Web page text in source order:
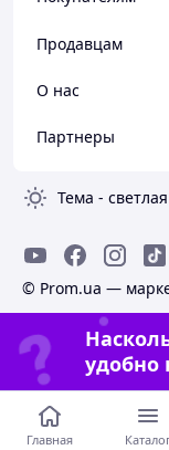
Продавцам
О нас
Партнеры
Тема - светлая
© Prom.ua —
удобно
Главная